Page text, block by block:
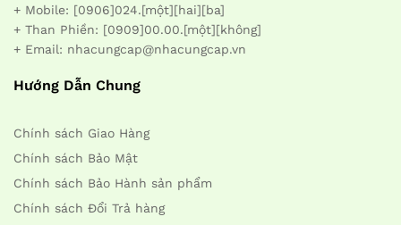
+ Mobile: [0906]024.[một][hai][ba]
+ Than Phiền: [0909]00.00.[một][không]
+ Email: nhacungcap@nhacungcap.vn
Hướng Dẫn Chung
Chính sách Giao Hàng
Chính sách Bảo Mật
Chính sách Bảo Hành sản phẩm
Chính sách Đổi Trả hàng